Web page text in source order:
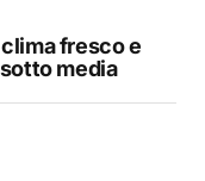
fresco e
media